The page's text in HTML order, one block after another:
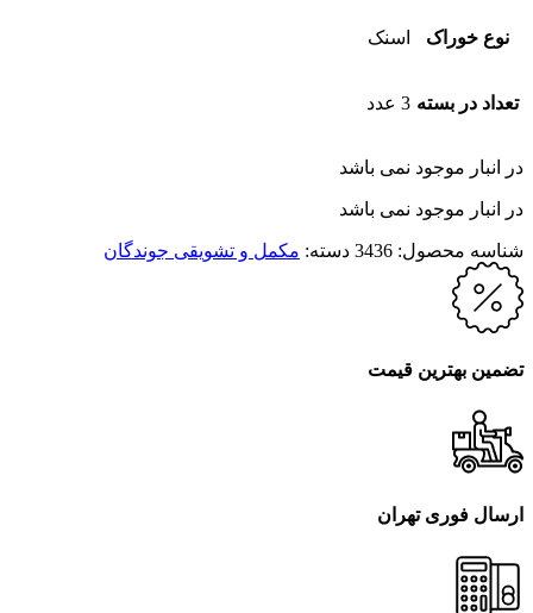
نوع خوراک اسنک
تعداد در بسته 3 عدد
در انبار موجود نمی باشد
در انبار موجود نمی باشد
شناسه محصول: 3436 دسته: مکمل و تشویقی جوندگان
تضمین بهترین قیمت
ارسال فوری تهران